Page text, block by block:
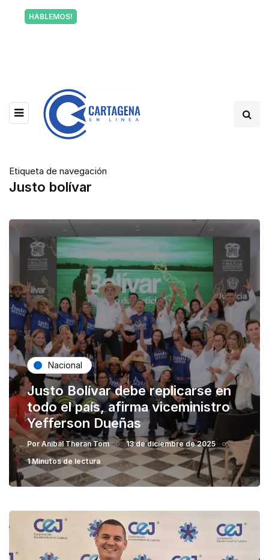
HABLEMOS!
Etiqueta de navegación
Justo bolívar
Nacional
Justo Bolívar debe replicarse en
todo el país, afirma viceministro
Yefferson Dueñas
Por Anibal Theran Tom
13 de diciembre de 2025
1 Minutos de lectura